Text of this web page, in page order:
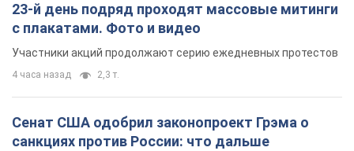
23-й день подряд проходят массовые митинги
с плакатами. Фото и видео
Участники акций продолжают серию ежедневных протестов
4 часа назад 2,3 т.
Сенат США одобрил законопроект Грэма о
санкциях против России: что дальше